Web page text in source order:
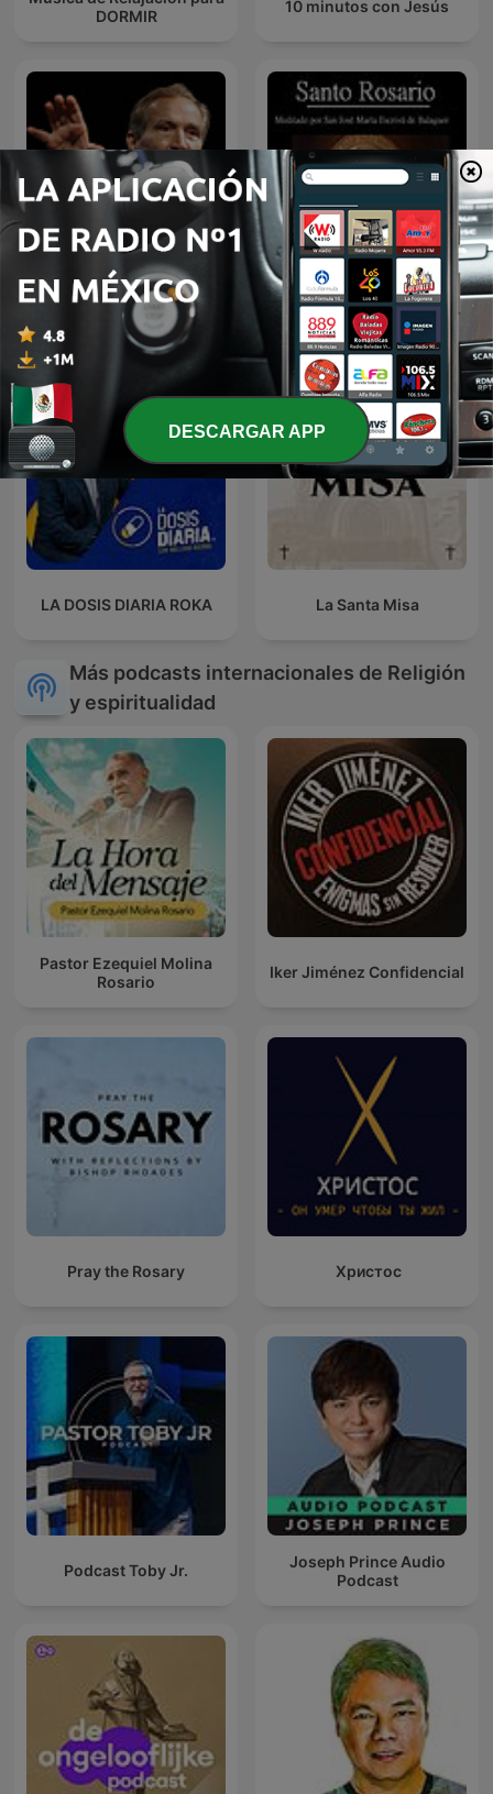
DORMIR
10 minutos con Jesús
EL AMOR QUE VALE on
Oneplace.com
Santo Rosario
LA DOSIS DIARIA ROKA La Santa Misa
Más podcasts internacionales de Religión
y espiritualidad
Pastor Ezequiel Molina
Rosario
Iker Jiménez Confidencial
Pray the Rosary Христос
Podcast Toby Jr.
Joseph Prince Audio
Podcast
DESCARGAR APP